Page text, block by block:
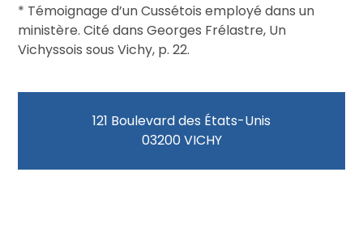
* Témoignage d’un Cussétois employé dans un
ministère. Cité dans Georges Frélastre, Un
Vichyssois sous Vichy, p. 22.
121 Boulevard des États-Unis
03200 VICHY